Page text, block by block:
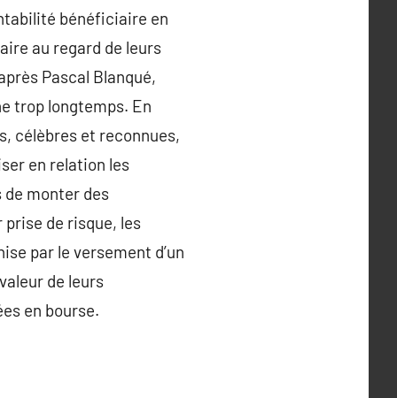
bénéficiaire en
au regard de leurs
Pascal Blanqué,
trop longtemps. En
célèbres et reconnues,
en relation les
monter des
prise de risque, les
par le versement d’un
de leurs
en bourse.